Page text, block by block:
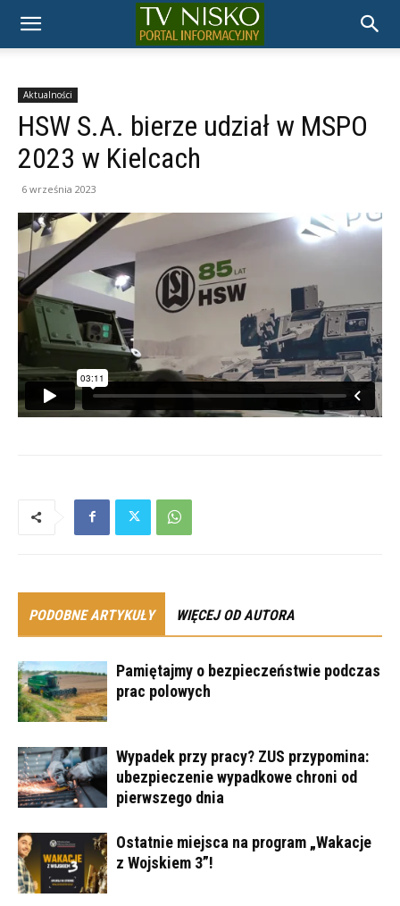
TELEWIZJA
NISKO
Aktualności
HSW S.A. bierze udział w MSPO
2023 w Kielcach
6 września 2023
PODOBNE ARTYKUŁY WIĘCEJ OD AUTORA
Pamiętajmy o bezpieczeństwie podczas
prac polowych
Wypadek przy pracy? ZUS przypomina:
ubezpieczenie wypadkowe chroni od
pierwszego dnia
Ostatnie miejsca na program „Wakacje
z Wojskiem 3”!